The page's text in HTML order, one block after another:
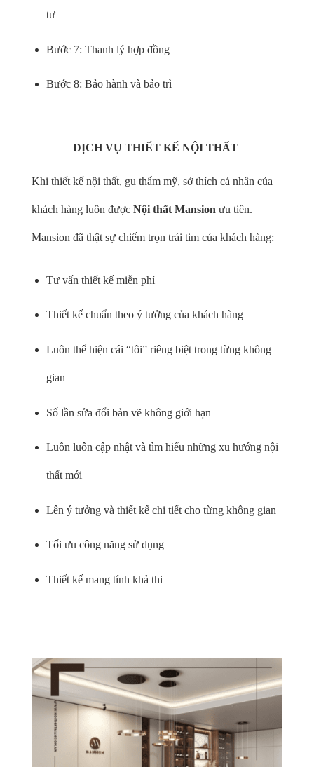
tư
Bước 7: Thanh lý hợp đồng
Bước 8: Bảo hành và bảo trì
DỊCH VỤ THIẾT KẾ NỘI THẤT
Khi thiết kế nội thất, gu thẩm mỹ, sở thích cá nhân của
khách hàng luôn được Nội thất Mansion ưu tiên.
Mansion đã thật sự chiếm trọn trái tim của khách hàng:
Tư vấn thiết kế miễn phí
Thiết kế chuẩn theo ý tưởng của khách hàng
Luôn thể hiện cái “tôi” riêng biệt trong từng không
gian
Số lần sửa đổi bản vẽ không giới hạn
Luôn luôn cập nhật và tìm hiểu những xu hướng nội
thất mới
Lên ý tưởng và thiết kế chi tiết cho từng không gian
Tối ưu công năng sử dụng
Thiết kế mang tính khả thi